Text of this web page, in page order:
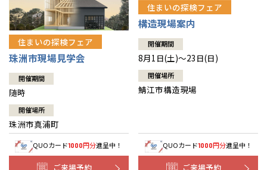
住まいの探検フェア
珠洲市現場見学会
開催期間
随時
開催場所
珠洲市真浦町
QUOカード1000円分進呈中！
ご来場予約
住まいの探検フェア
構造現場案内
開催期間
8月1日(土)～23日(日)
開催場所
鯖江市構造現場
QUOカード1000円分進呈中！
ご来場予約